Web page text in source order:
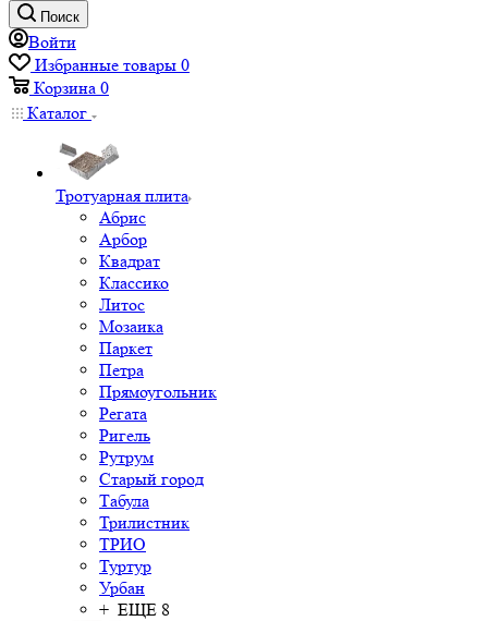
Поиск
Войти
Избранные товары 0
Корзина 0
Каталог
Тротуарная плита
Абрис
Арбор
Квадрат
Классико
Литос
Мозаика
Паркет
Петра
Прямоугольник
Регата
Ригель
Рутрум
Старый город
Табула
Трилистник
ТРИО
Туртур
Урбан
+ ЕЩЕ 8